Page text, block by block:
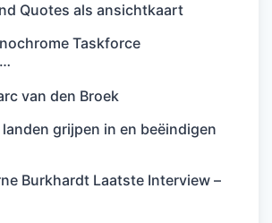
Quotes als ansichtkaart
Taskforce
van den Broek
landen grijpen in en beëindigen
Burkhardt Laatste Interview –